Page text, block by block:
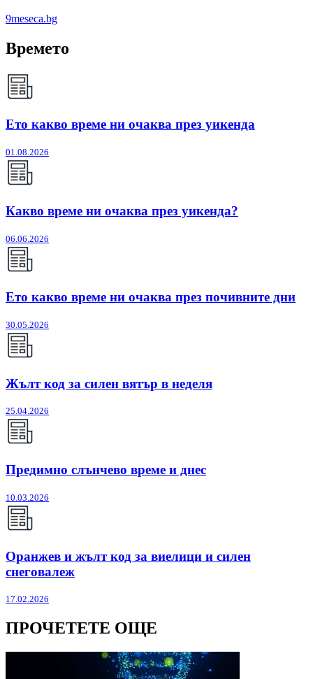
9meseca.bg
Времето
Ето какво време ни очаква през уикенда
01.08.2026
Какво време ни очаква през уикенда?
06.06.2026
Ето какво време ни очаква през почивните дни
30.05.2026
Жълт код за силен вятър в неделя
25.04.2026
Предимно слънчево време и днес
10.03.2026
Оранжев и жълт код за виелици и силен
снеговалеж
17.02.2026
ПРОЧЕТЕТЕ ОЩЕ